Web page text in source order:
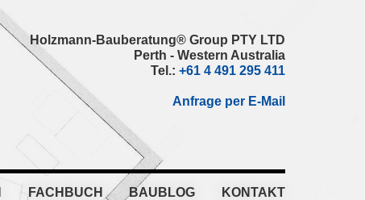
Holzmann-Bauberatung® Group PTY LTD
Perth - Western Australia
Tel.: +61 4 491 295 411
Anfrage per E-Mail
FACHBUCH BAUBLOG KONTAKT